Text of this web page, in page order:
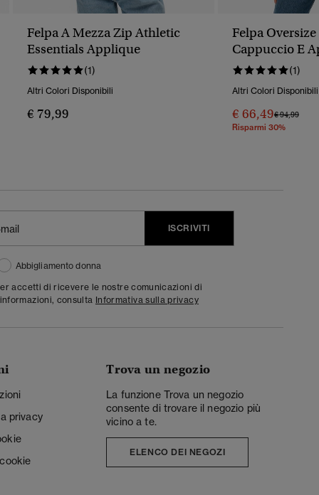
Felpa A Mezza Zip Athletic
Essentials Applique
(1)
Altri Colori Disponibili
€ 79,99
Felpa
Cappuccio E
Athletic
(1)
Altri Colori Disponibili
€ 66,49Prezzo
€ 94,99A
Risparmi 30%
ISCRIVITI
Abbigliamento donna
accetti di ricevere le nostre comunicazioni di
consulta Informativa sulla privacy
privacy
Trova un negozio
La funzione Trova un negozio
consente di trovare il negozio più
vicino a te.
ELENCO DEI NEGOZI